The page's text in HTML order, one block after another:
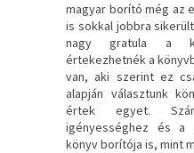
magyar borító még az
is sokkal jobbra
nagy gratula a
értekezhetnék a
van, aki szerint ez
alapján választunk
értek egyet.
igényességhez és a
könyv borítója is, mint